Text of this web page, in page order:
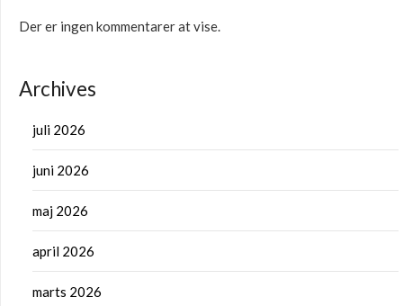
Der er ingen kommentarer at vise.
Archives
juli 2026
juni 2026
maj 2026
april 2026
marts 2026